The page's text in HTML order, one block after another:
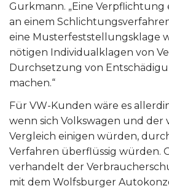
Gurkmann. „Eine Verpflichtung
an einem
eine Musterfeststellungsklage
nötigen Individualklagen von
Durchsetzung von
machen.“
Für VW-Kunden wäre es
wenn sich Volkswagen und der
Vergleich einigen würden,
Verfahren überflüssig würden.
verhandelt der
mit dem Wolfsburger